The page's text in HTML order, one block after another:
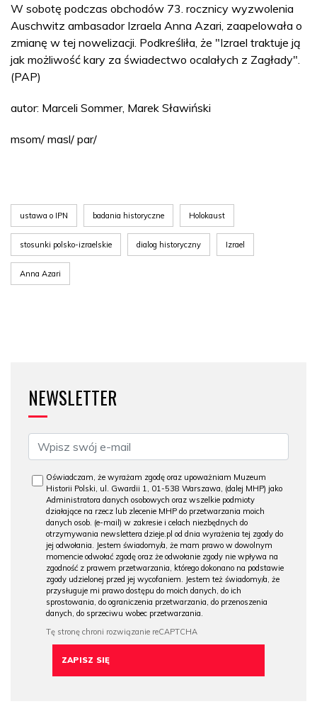
W sobotę podczas obchodów 73. rocznicy wyzwolenia
Auschwitz ambasador Izraela Anna Azari, zaapelowała o
zmianę w tej nowelizacji. Podkreśliła, że "Izrael traktuje ją
jak możliwość kary za świadectwo ocalałych z Zagłady".
(PAP)
autor: Marceli Sommer, Marek Sławiński
msom/ masl/ par/
ustawa o IPN badania historyczne Holokaust
stosunki polsko-izraelskie dialog historyczny Izrael
Anna Azari
NEWSLETTER
Oświadczam, że wyrażam zgodę oraz upoważniam Muzeum
Historii Polski, ul. Gwardii 1, 01-538 Warszawa, (dalej MHP) jako
Administratora danych osobowych oraz wszelkie podmioty
działające na rzecz lub zlecenie MHP do przetwarzania moich
danych osob. (e-mail) w zakresie i celach niezbędnych do
otrzymywania newslettera dzieje.pl od dnia wyrażenia tej zgody do
jej odwołania. Jestem świadomy/a, że mam prawo w dowolnym
momencie odwołać zgodę oraz że odwołanie zgody nie wpływa na
zgodność z prawem przetwarzania, którego dokonano na podstawie
zgody udzielonej przed jej wycofaniem. Jestem też świadomy/a, że
przysługuje mi prawo dostępu do moich danych, do ich
sprostowania, do ograniczenia przetwarzania, do przenoszenia
danych, do sprzeciwu wobec przetwarzania.